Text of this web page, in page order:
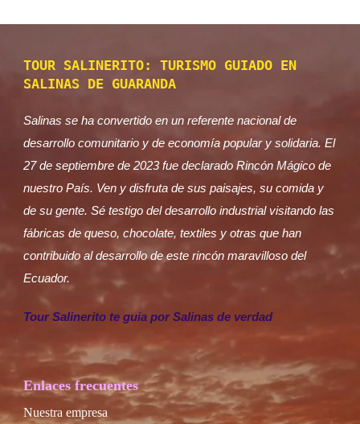
TOUR SALINERITO: TURISMO GUIADO EN
SALINAS DE GUARANDA
Salinas se ha convertido en un referente nacional de
desarrollo comunitario y de economía popular y solidaria. El
27 de septiembre de 2023 fue declarado Rincón Mágico de
nuestro País. Ven y disfruta de sus paisajes, su comida y
de su gente. Sé testigo del desarrollo industrial visitando las
fábricas de queso, chocolate, textiles y otras que han
contribuido al desarrollo de este rincón maravilloso del
Ecuador.
Tour Salinerito te guia por Salinas de verdad
Enlaces frecuentes
Nuestra empresa